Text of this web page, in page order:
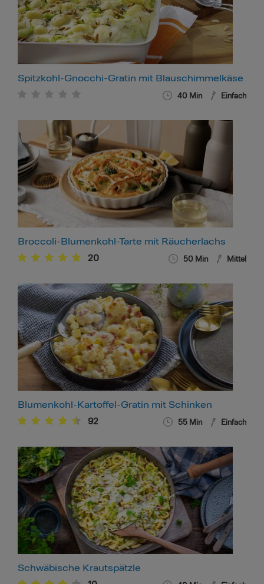
Spitzkohl-Gnocchi-Gratin mit Blauschimmelkäse
40 Min Einfach
Broccoli-Blumenkohl-Tarte mit Räucherlachs
20 50 Min Mittel
Blumenkohl-Kartoffel-Gratin mit Schinken
92 55 Min Einfach
Schwäbische Krautspätzle